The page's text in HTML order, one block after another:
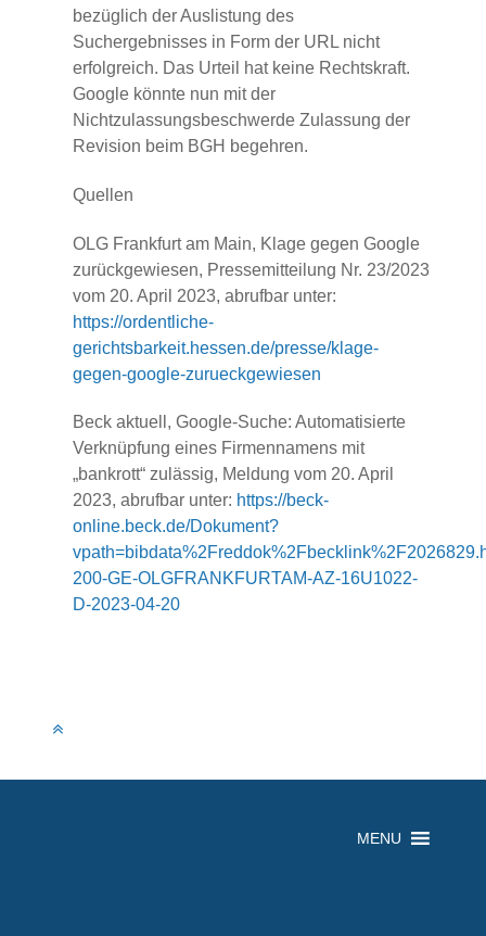
bezüglich der Auslistung des
Suchergebnisses in Form der URL nicht
erfolgreich. Das Urteil hat keine Rechtskraft.
Google könnte nun mit der
Nichtzulassungsbeschwerde Zulassung der
Revision beim BGH begehren.
Quellen
OLG Frankfurt am Main, Klage gegen Google
zurückgewiesen, Pressemitteilung Nr. 23/2023
vom 20. April 2023, abrufbar unter:
https://ordentliche-
gerichtsbarkeit.hessen.de/presse/klage-
gegen-google-zurueckgewiesen
Beck aktuell, Google-Suche: Automatisierte
Verknüpfung eines Firmennamens mit
„bankrott“ zulässig, Meldung vom 20. April
2023, abrufbar unter: https://beck-
online.beck.de/Dokument?
200-GE-OLGFRANKFURTAM-AZ-16U1022-
D-2023-04-20
MENU